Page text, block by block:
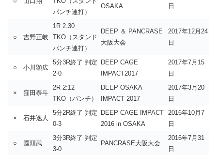
パンチ連打）
OSAKA
日
○ 吉野正岐
1R 2:30
TKO（スタンド
パンチ連打）
DEEP ＆ PANCRASE
大阪大会
2017年12月24
日
○ 小川顕広
5分3R終了 判定
2-0
DEEP CAGE
IMPACT2017
2017年7月15
日
× 窪田泰斗
2R 2:12
TKO（パンチ）
DEEP OSAKA
IMPACT 2017
2017年3月20
日
× 石井逸人
5分2R終了 判定
0-3
DEEP CAGE IMPACT
2016 in OSAKA
2016年10月7
日
○ 國頭武
3分3R終了 判定
3-0
PANCRASE大阪大会
2016年7月31
日